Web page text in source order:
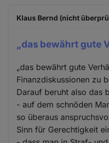
Klaus Bernd (nicht
„das bewährt gute
„das bewährt gute
Finanzdiskussionen zu
Darauf beruht also das
- auf dem schnöden
so überaus
Sinn für Gerechtigkeit